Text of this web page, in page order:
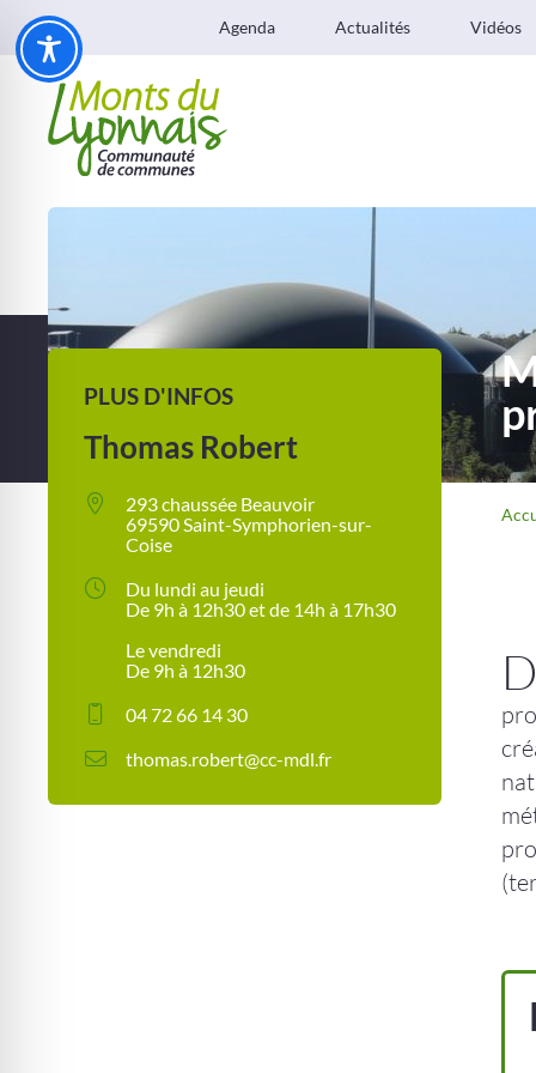
Agenda Actualités Vidéos
PLUS D'INFOS
Thomas Robert
293 chaussée Beauvoir
69590 Saint-Symphorien-sur-
Coise
Du lundi au jeudi
De 9h à 12h30 et de 14h à 17h30
Le vendredi
De 9h à 12h30
04 72 66 14 30
thomas.robert@cc-mdl.fr